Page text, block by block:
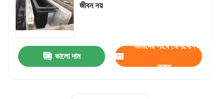
জীবন নয়
ভালো দাম
আমাদের সাথে যোগাযোগ
করুন